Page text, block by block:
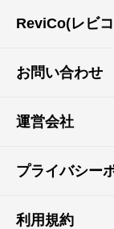
ReviCo(レビ
お問い合わせ
運営会社
プライバシー
利用規約